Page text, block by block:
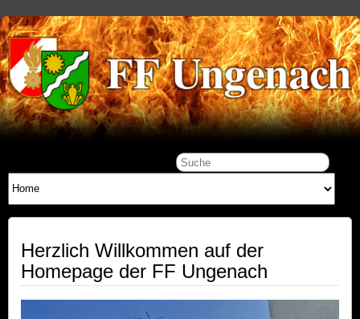
Herzlich Willkommen auf der
Homepage der FF Ungenach